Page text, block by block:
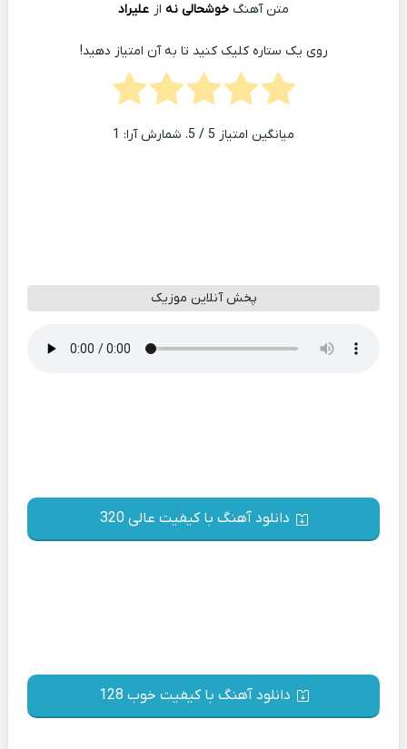
متن آهنگ خوشحالی نه از علیراد
روی یک ستاره کلیک کنید تا به آن امتیاز دهید!
میانگین امتیاز 5 / 5. شمارش آرا: 1
پخش آنلاین موزیک
دانلود آهنگ با کیفیت عالی 320
دانلود آهنگ با کیفیت خوب 128